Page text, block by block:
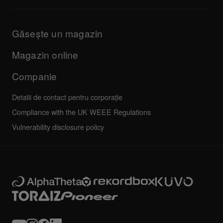
FAQs
Forum comunitate
Service, reparații, garanție
Companie
Altele
Toate știrile
Găsește un magazin
Magazin online
Companie
Detalii de contact pentru corporație
Compliance with the UK WEEE Regulations
Vulnerability disclosure policy